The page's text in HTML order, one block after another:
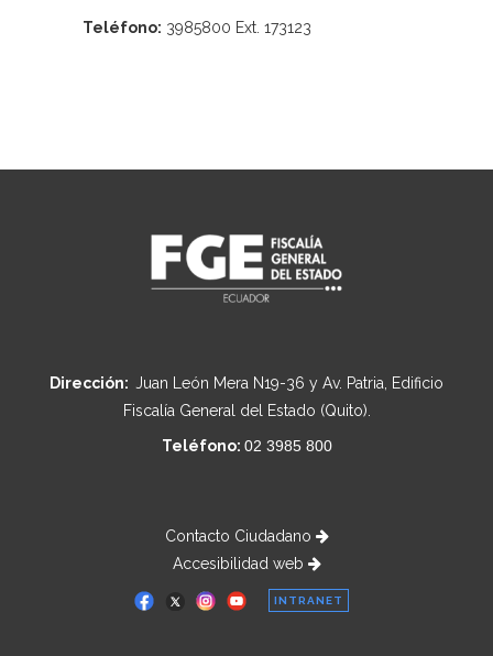
Teléfono: 3985800 Ext. 173123
Dirección: Juan León Mera N19-36 y Av. Patria, Edificio
Fiscalía General del Estado (Quito).
Teléfono: 02 3985 800
Contacto Ciudadano
Accesibilidad web
INTRANET